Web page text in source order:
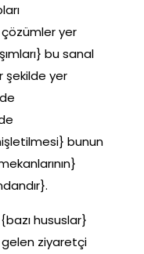
çözümler yer
bu sanal
şekilde yer
bunun
hususlar}
ziyaretçi